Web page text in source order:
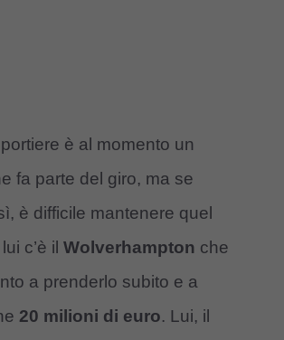
è al momento un
fa parte del giro, ma se
è difficile mantenere quel
c’è il Wolverhampton che
a prenderlo subito e a
20 milioni di euro. Lui, il